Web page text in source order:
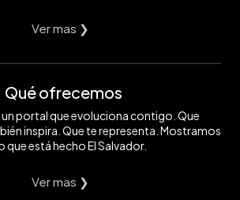
Ver mas ❯
Qué ofrecemos
portal que evoluciona contigo. Que
inspira. Que te representa. Mostramos
que está hecho El Salvador.
Ver mas ❯